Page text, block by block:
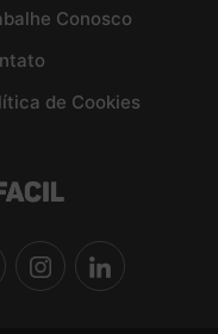
Conosco
de Cookies